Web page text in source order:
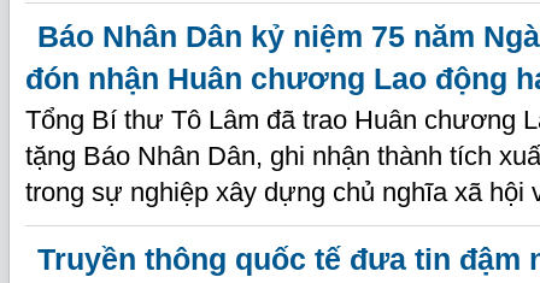
Báo Nhân Dân kỷ niệm 75 năm
đón nhận Huân chương Lao động
Tổng Bí thư Tô Lâm đã trao Huân chương
tặng Báo Nhân Dân, ghi nhận thành tích
trong sự nghiệp xây dựng chủ nghĩa xã hội
Truyền thông quốc tế đưa tin đậm